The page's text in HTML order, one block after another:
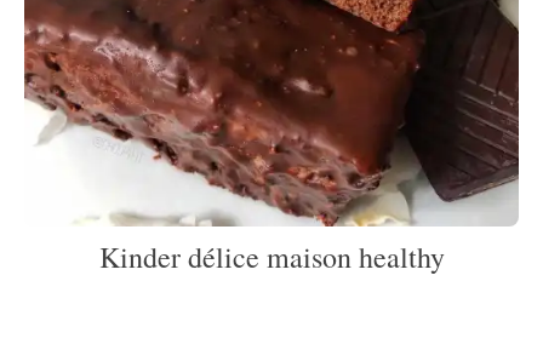
Kinder délice maison healthy